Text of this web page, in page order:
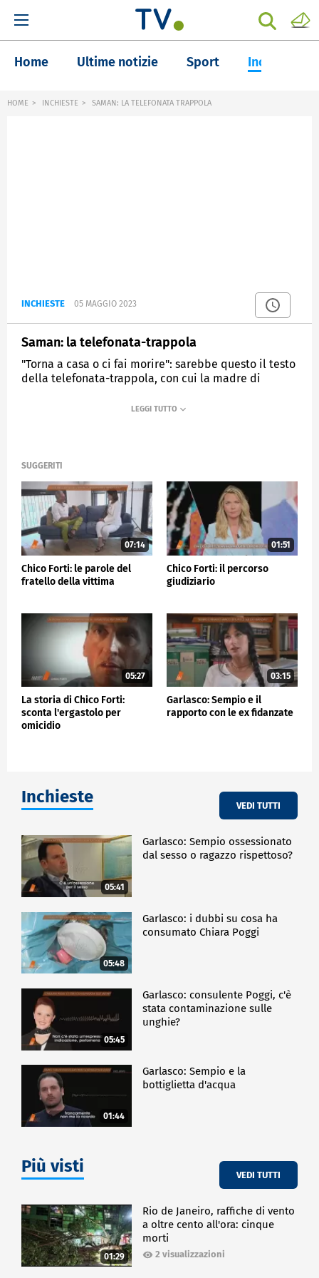
Home Ultime notizie Sport Inchieste
HOME INCHIESTE SAMAN: LA TELEFONATA TRAPPOLA
INCHIESTE 05 MAGGIO 2023
Saman: la telefonata-trappola
"Torna a casa o ci fai morire": sarebbe questo il testo
della telefonata-trappola, con cui la madre di
che la sua famiglia aveva organizzato.
SUGGERITI
07:14
Chico Forti: le parole del
fratello della vittima
01:51
Chico Forti: il percorso
giudiziario
05:27
La storia di Chico Forti:
sconta l'ergastolo per
omicidio
03:15
Garlasco: Sempio e il
rapporto con le ex fidanzate
Inchieste VEDI TUTTI
05:41
Garlasco: Sempio ossessionato
dal sesso o ragazzo rispettoso?
05:48
Garlasco: i dubbi su cosa ha
consumato Chiara Poggi
05:45
Garlasco: consulente Poggi, c'è
stata contaminazione sulle
unghie?
01:44
Garlasco: Sempio e la
bottiglietta d'acqua
Più visti VEDI TUTTI
01:29
Rio de Janeiro, raffiche di vento
a oltre cento all'ora: cinque
morti
2 visualizzazioni